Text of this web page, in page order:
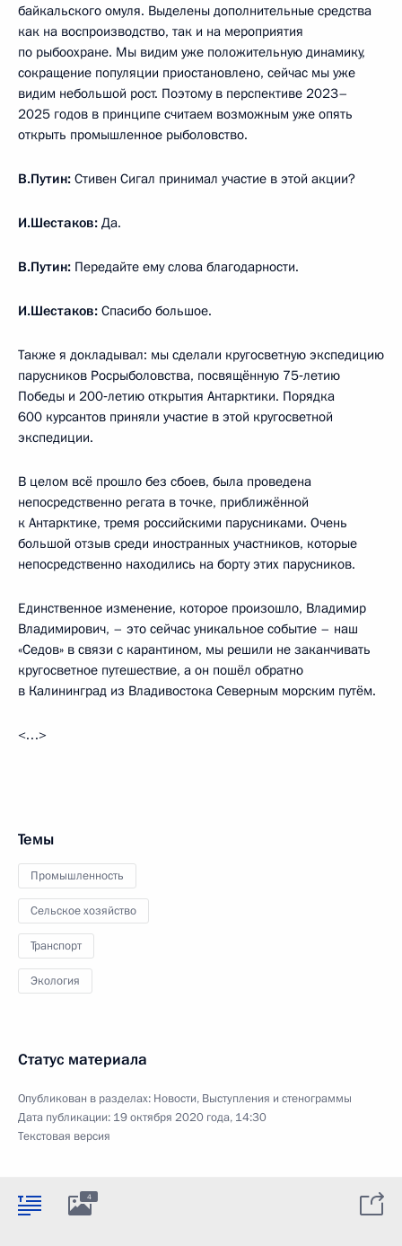
байкальского омуля. Выделены дополнительные средства
как на воспроизводство, так и на мероприятия
по рыбоохране. Мы видим уже положительную динамику,
сокращение популяции приостановлено, сейчас мы уже
видим небольшой рост. Поэтому в перспективе 2023–
2025 годов в принципе считаем возможным уже опять
открыть промышленное рыболовство.
В.Путин: Стивен Сигал принимал участие в этой акции?
И.Шестаков: Да.
В.Путин: Передайте ему слова благодарности.
И.Шестаков: Спасибо большое.
Также я докладывал: мы сделали кругосветную экспедицию
парусников Росрыболовства, посвящённую 75‑летию
Победы и 200‑летию открытия Антарктики. Порядка
600 курсантов приняли участие в этой кругосветной
экспедиции.
В целом всё прошло без сбоев, была проведена
непосредственно регата в точке, приближённой
к Антарктике, тремя российскими парусниками. Очень
большой отзыв среди иностранных участников, которые
непосредственно находились на борту этих парусников.
Единственное изменение, которое произошло, Владимир
Владимирович, – это сейчас уникальное событие – наш
«Седов» в связи с карантином, мы решили не заканчивать
кругосветное путешествие, а он пошёл обратно
в Калининград из Владивостока Северным морским путём.
<…>
Темы
Промышленность
Сельское хозяйство
Транспорт
Экология
Статус материала
Опубликован в разделах: Новости, Выступления и стенограммы
Дата публикации: 19 октября 2020 года, 14:30
Текстовая версия
4